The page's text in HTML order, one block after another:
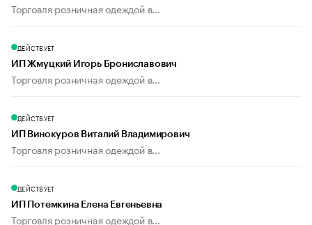
Торговля розничная одеждой в...
ДЕЙСТВУЕТ
ИП Жмуцкий Игорь Брониславович
Торговля розничная одеждой в...
ДЕЙСТВУЕТ
ИП Винокуров Виталий Владимирович
Торговля розничная одеждой в...
ДЕЙСТВУЕТ
ИП Потемкина Елена Евгеньевна
Торговля розничная одеждой в...